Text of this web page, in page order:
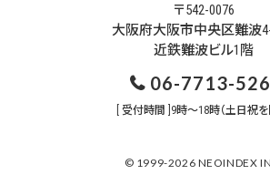
〒542-0076
大阪府大阪市中央区難波
近鉄難波ビル1階
06-7713-
[ 受付時間 ]9時～18時（土日祝を
© 1999-2026 NEOINDEX